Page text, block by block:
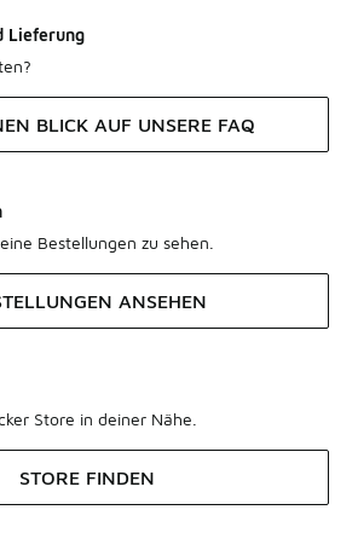
Lieferung
BLICK AUF UNSERE FAQ
Bestellungen zu sehen.
ANSEHEN
Store in deiner Nähe.
STORE FINDEN